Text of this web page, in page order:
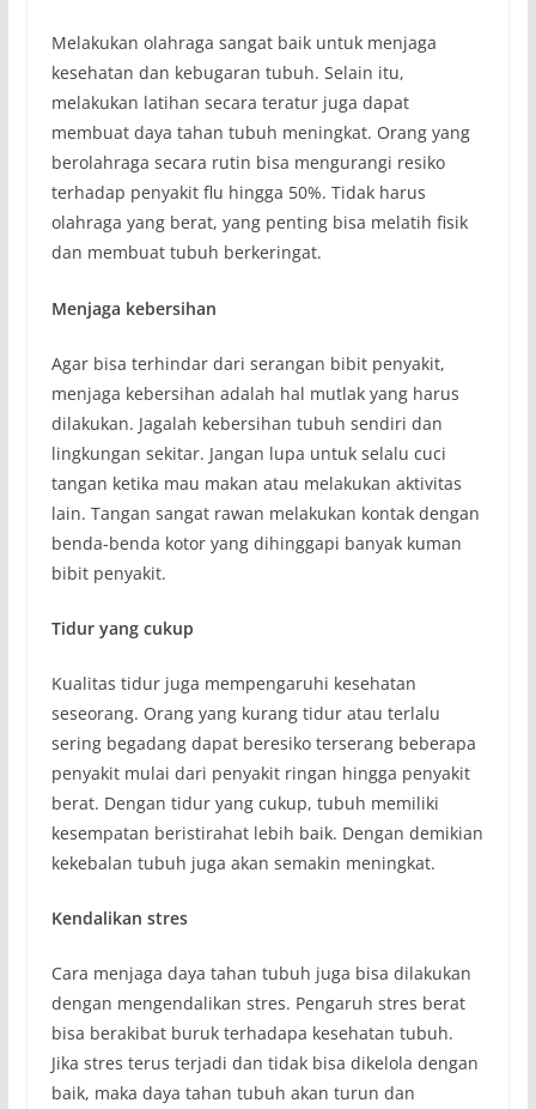
Melakukan olahraga sangat baik untuk menjaga
kesehatan dan kebugaran tubuh. Selain itu,
melakukan latihan secara teratur juga dapat
membuat daya tahan tubuh meningkat. Orang yang
berolahraga secara rutin bisa mengurangi resiko
terhadap penyakit flu hingga 50%. Tidak harus
olahraga yang berat, yang penting bisa melatih fisik
dan membuat tubuh berkeringat.
Menjaga kebersihan
Agar bisa terhindar dari serangan bibit penyakit,
menjaga kebersihan adalah hal mutlak yang harus
dilakukan. Jagalah kebersihan tubuh sendiri dan
lingkungan sekitar. Jangan lupa untuk selalu cuci
tangan ketika mau makan atau melakukan aktivitas
lain. Tangan sangat rawan melakukan kontak dengan
benda-benda kotor yang dihinggapi banyak kuman
bibit penyakit.
Tidur yang cukup
Kualitas tidur juga mempengaruhi kesehatan
seseorang. Orang yang kurang tidur atau terlalu
sering begadang dapat beresiko terserang beberapa
penyakit mulai dari penyakit ringan hingga penyakit
berat. Dengan tidur yang cukup, tubuh memiliki
kesempatan beristirahat lebih baik. Dengan demikian
kekebalan tubuh juga akan semakin meningkat.
Kendalikan stres
Cara menjaga daya tahan tubuh juga bisa dilakukan
dengan mengendalikan stres. Pengaruh stres berat
bisa berakibat buruk terhadapa kesehatan tubuh.
Jika stres terus terjadi dan tidak bisa dikelola dengan
baik, maka daya tahan tubuh akan turun dan